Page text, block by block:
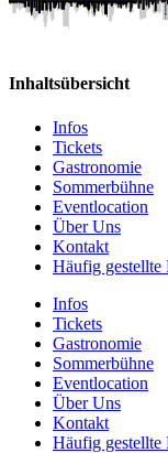
Inhaltsübersicht
Infos
Tickets
Gastronomie
Sommerbühne
Eventlocation
Über Uns
Kontakt
Häufig gestellte
Infos
Tickets
Gastronomie
Sommerbühne
Eventlocation
Über Uns
Kontakt
Häufig gestellte